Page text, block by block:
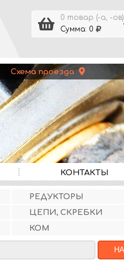
0 товар (-а, -ов)
Сумма: 0
| Схема проезда
КОНТАКТЫ
РЕДУКТОРЫ
ЦЕПИ, СКРЕБКИ
КОМ